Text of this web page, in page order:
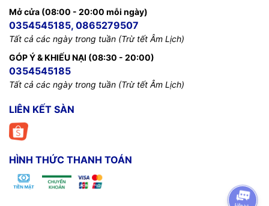
Mở cửa (08:00 - 20:00 mỗi ngày)
0354545185, 0865279507
Tất cả các ngày trong tuần (Trừ tết Âm Lịch)
GÓP Ý & KHIẾU NẠI (08:30 - 20:00)
0354545185
Tất cả các ngày trong tuần (Trừ tết Âm Lịch)
LIÊN KẾT SÀN
HÌNH THỨC THANH TOÁN